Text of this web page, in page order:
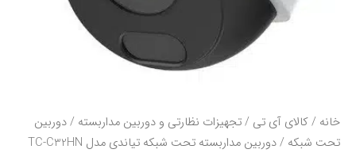
خانه /کالای آی تی /تجهیزات نظارتی و دوربین مداربسته /دوربین
تحت شبکه
/ دوربین مداربسته تحت شبکه تیاندی مدل TC-C32HN